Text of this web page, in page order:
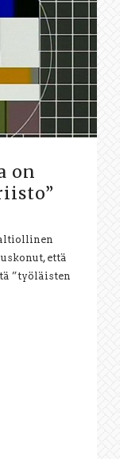
on
että
”työläisten